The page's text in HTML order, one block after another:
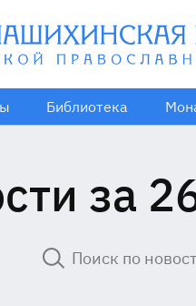
Библиотека
за